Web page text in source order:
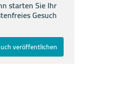
starten Sie Ihr
Gesuch
veröffentlichen